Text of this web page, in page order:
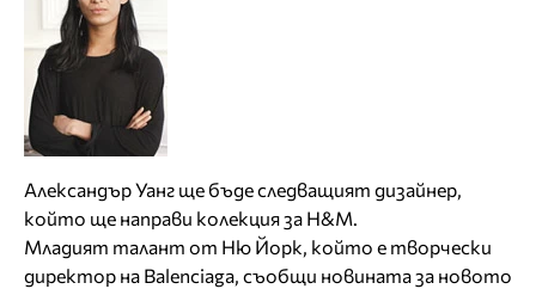
Александър Уанг ще бъде следващият дизайнер,
който ще направи колекция за H&M.
Младият талант от Ню Йорк, който е творчески
директор на Balenciaga, съобщи новината за новото